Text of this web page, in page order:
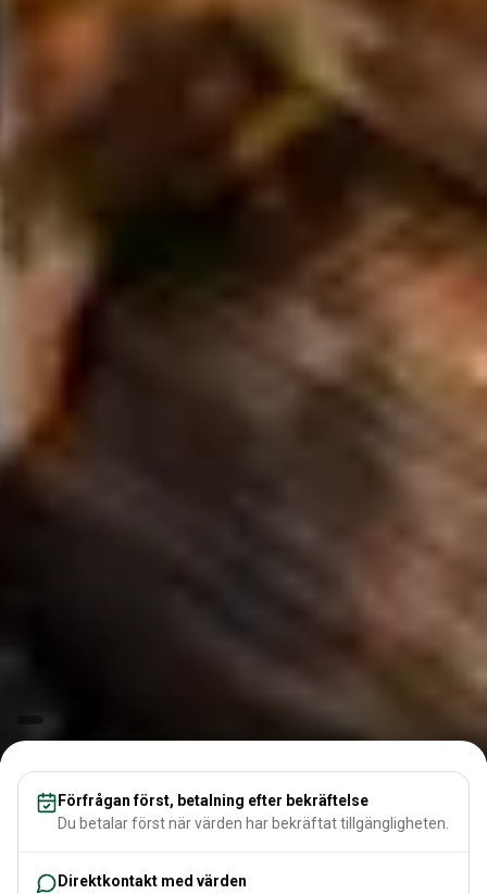
Förfrågan först, betalning efter bekräftelse
Du betalar först när värden har bekräftat tillgängligheten.
Direktkontakt med värden